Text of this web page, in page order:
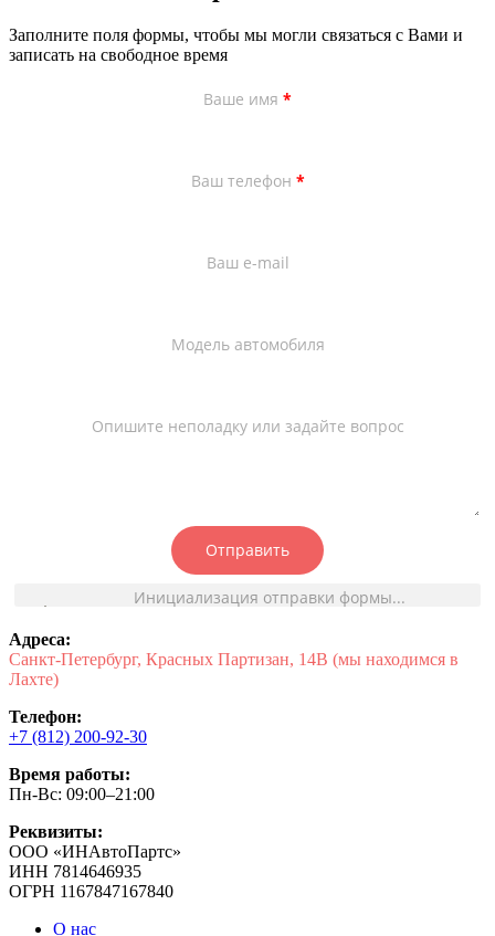
Заполните поля формы, чтобы мы могли связаться с Вами и
записать на свободное время
Ваше имя *
Ваш телефон *
Ваш e-mail
Модель автомобиля
Опишите неполадку или задайте вопрос
Отправить
Инициализация отправки формы...
Адреса:
Санкт-Петербург, Красных Партизан, 14В (мы находимся в
Лахте)
Телефон:
+7 (812) 200-92-30
Время работы:
Пн-Вс: 09:00–21:00
Реквизиты:
ООО «ИНАвтоПартс»
ИНН 7814646935
ОГРН 1167847167840
О нас